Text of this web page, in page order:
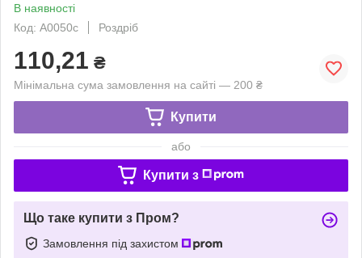
В наявності
Код: A0050c
Роздріб
110,21 ₴
Мінімальна сума замовлення на сайті — 200 ₴
Купити
або
Купити з
Що таке купити з Пром?
Замовлення під захистом